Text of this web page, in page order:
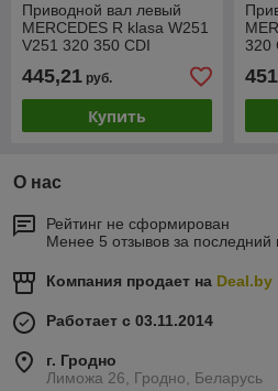
Приводной вал левый
MERCEDES R klasa W251
V251 320 350 CDI
445,21 руб.
Купить
320
О нас
Рейтинг не сформирован
Менее 5 отзывов за последний
Компания продает на Deal.by
Работает с 03.11.2014
г. Гродно
Лиможа 26, Гродно, Беларусь